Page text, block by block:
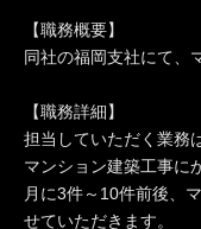
【職務概要】
同社の福岡支社にて、
【職務詳細】
担当していただく業務
マンション建築工事に
月に3件～10件前後、
せていただきます。